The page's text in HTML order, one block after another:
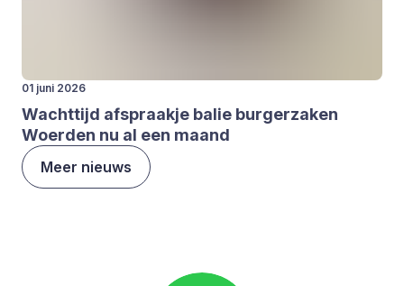
01 juni 2026
Wacht­tijd afspraak­je balie bur­ger­za­ken
Woer­den nu al een maand
Meer nieuws